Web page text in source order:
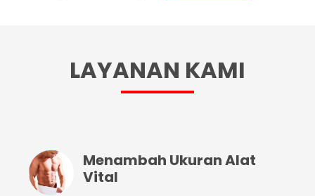
LAYANAN KAMI
Menambah Ukuran Alat
Vital